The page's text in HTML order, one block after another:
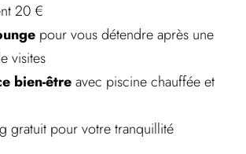
20 €
pour vous détendre après une
visites
bien-êtreavec piscine chauffée et
gratuit pour votre tranquillité